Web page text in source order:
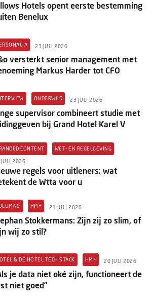
Hotels opent eerste bestemming
Benelux
23 JULI 2026
versterkt senior management met
Markus Harder tot CFO
ONDERWIJS 23 JULI 2026
supervisor combineert studie met
bij Grand Hotel Karel V
CONTENT WET- EN REGELGEVING
2026
regels voor uitleners: wat
de Wtta voor u
HM+ 21 JULI 2026
Stokkermans: Zijn zij zo slim, of
wij zo stil?
& DE HOTEL TECH STACK HM+ 20 JULI 2026
je data niet oké zijn, functioneert de
niet goed"